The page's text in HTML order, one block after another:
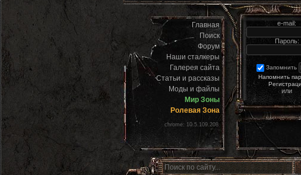
Главная
Поиск
Форум
Наши сталкеры
Галерея сайта
Статьи и рассказы
Моды и файлы
Мир Зоны
Ролевая Зона
chrome: 10.5.109.208
e-mail:
Пароль:
Запомнить
Напомнить
или